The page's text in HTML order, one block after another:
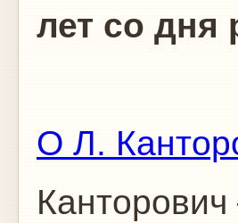
лет со дня
О Л.